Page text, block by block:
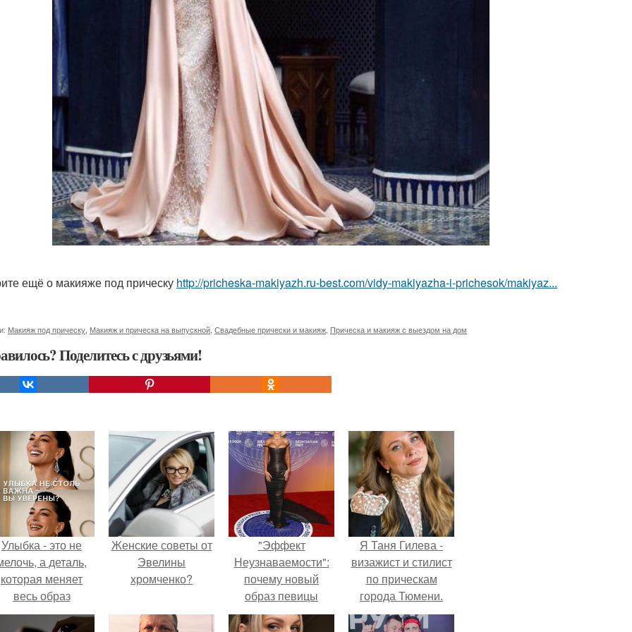
ещё о макияже под прическу http://pricheska-makiyazh.ru-best.com/vidy-makiyazha-i-prichesok/makiyaz...
Макияж под прическу Макияж и прическа на выпускной Свадебные прически и макияж Прическа и макияж с выездом на дом
Поделитесь с друзьями!
Улыбка - это не
а деталь,
которая меняет
весь образ
человека.
Женские советы от
Эвелины
хромченко?
"Эффект
Неузнаваемости":
почему новый
образ певицы
вызвал споры о
Я Таня Гилева -
визажист и стилист
по прическам
города Тюмени.